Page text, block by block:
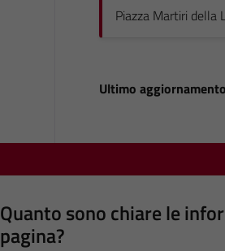
Piazza Martiri della
Ultimo
Quanto sono chiare le
pagina?